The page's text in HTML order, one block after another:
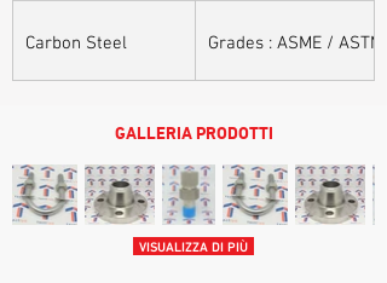
Carbon Steel Grades : ASME /
GALLERIA PRODOTTI
VISUALIZZA DI PIÙ